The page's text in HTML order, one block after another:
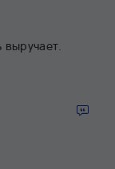
выручает.